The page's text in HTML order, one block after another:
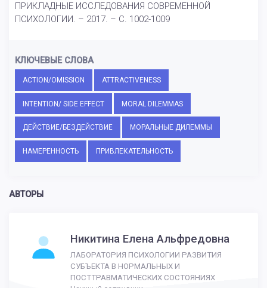
ПРИКЛАДНЫЕ ИССЛЕДОВАНИЯ СОВРЕМЕННОЙ
ПСИХОЛОГИИ. – 2017. – С. 1002-1009
КЛЮЧЕВЫЕ СЛОВА
ACTION/OMISSION ATTRACTIVENESS
INTENTION/ SIDE EFFECT MORAL DILEMMAS
ДЕЙСТВИЕ/БЕЗДЕЙСТВИЕ МОРАЛЬНЫЕ ДИЛЕММЫ
НАМЕРЕННОСТЬ ПРИВЛЕКАТЕЛЬНОСТЬ
АВТОРЫ
Никитина Елена Альфредовна
ЛАБОРАТОРИЯ ПСИХОЛОГИИ РАЗВИТИЯ
СУБЪЕКТА В НОРМАЛЬНЫХ И
ПОСТТРАВМАТИЧЕСКИХ СОСТОЯНИЯХ